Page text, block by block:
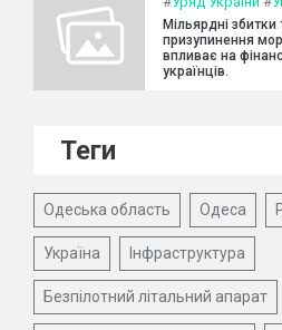
Мільярдні збитки
призупинення
впливає на
українців.
Теги
Одеська область Одеса
Україна Інфраструктура
Безпілотний літальний апарат